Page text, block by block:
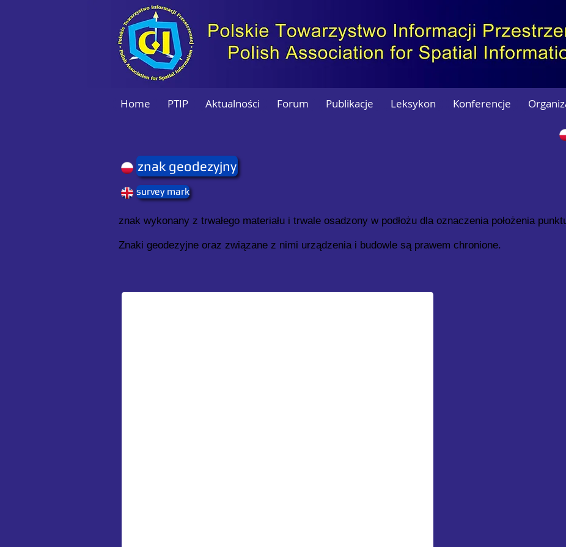
Home PTIP Aktualności Forum Publikacje Leksykon Konferencje
znak geodezyjny
survey mark
znak wykonany z trwałego materiału i trwale osadzony w podłożu dla oznaczenia położenia
Znaki geodezyjne oraz związane z nimi urządzenia i budowle są prawem chronione.